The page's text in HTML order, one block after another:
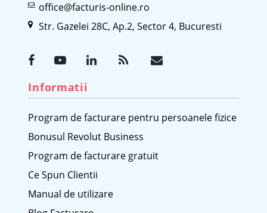
office@facturis-online.ro
Str. Gazelei 28C, Ap.2, Sector 4, Bucuresti
Informatii
Program de facturare pentru persoanele fizice
Bonusul Revolut Business
Program de facturare gratuit
Ce Spun Clientii
Manual de utilizare